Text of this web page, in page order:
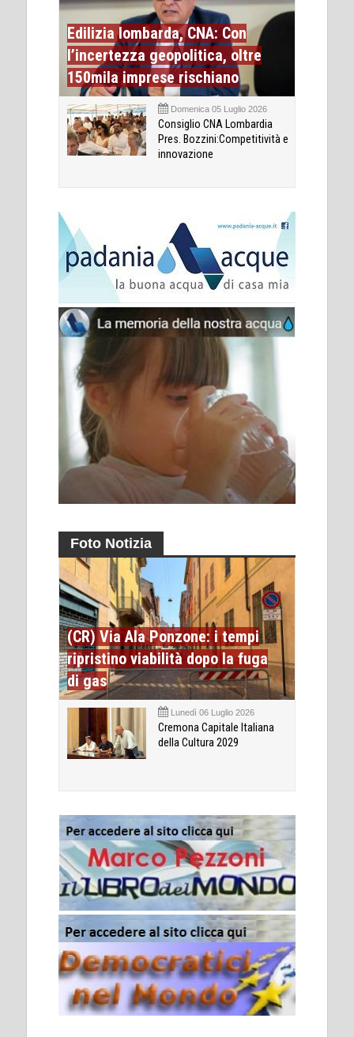
Edilizia lombarda, CNA: Con
l’incertezza geopolitica, oltre
150mila imprese rischiano
Domenica 05 Luglio 2026
Consiglio CNA Lombardia
Pres. Bozzini:Competitività e
innovazione
Foto Notizia
(CR) Via Ala Ponzone: i tempi
ripristino viabilità dopo la fuga
di gas
Lunedì 06 Luglio 2026
Cremona Capitale Italiana
della Cultura 2029